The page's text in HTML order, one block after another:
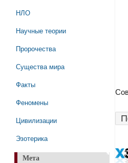
НЛО
Научные теории
Пророчества
Существа мира
Факты
Феномены
Цивилизации
Эзотерика
Мета